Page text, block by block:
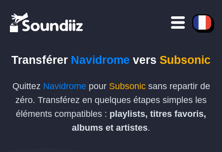
Transférer Navidrome vers Subsonic
Quittez Navidromepour Subsonicsans repartir de
zéro. Transférez en quelques étapes simples les
éléments compatibles : playlists, titres favoris,
albums et artistes.